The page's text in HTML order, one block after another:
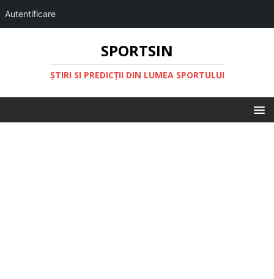
Autentificare
SPORTSIN
ŞTIRI SI PREDICŢII DIN LUMEA SPORTULUI